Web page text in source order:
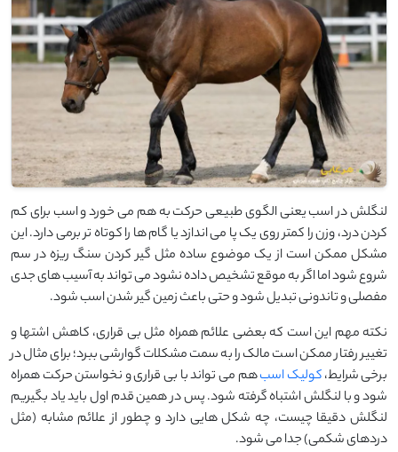
لنگلش در اسب یعنی الگوی طبیعی حرکت به ‌هم می‌ خورد و اسب برای کم
کردن درد، وزن را کمتر روی یک پا می ‌اندازد یا گام‌ ها را کوتاه ‌تر برمی ‌دارد. این
مشکل ممکن است از یک موضوع ساده مثل گیر کردن سنگ‌ ریزه در سم
شروع شود اما اگر به‌ موقع تشخیص داده نشود می‌ تواند به آسیب ‌های جدی
مفصلی و تاندونی تبدیل شود و حتی باعث زمین ‌گیر شدن اسب شود.
نکته مهم این است که بعضی علائم همراه مثل بی‌ قراری، کاهش اشتها و
تغییر رفتار ممکن است مالک را به سمت مشکلات گوارشی ببرد؛ برای مثال در
برخی شرایط،کولیک اسبهم می ‌تواند با بی ‌قراری و نخواستن حرکت همراه
شود و با لنگلش اشتباه گرفته شود. پس در همین قدم اول باید یاد بگیریم
لنگلش دقیقا چیست، چه شکل‌ هایی دارد و چطور از علائم مشابه (مثل
دردهای شکمی) جدا می ‌شود.